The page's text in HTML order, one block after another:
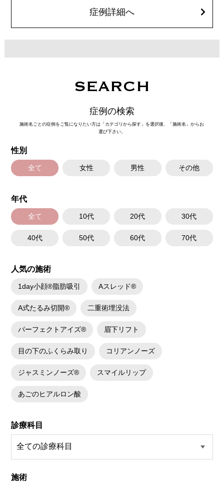
オプション：笑気麻酔 3,300円(税込)
症例詳細へ
SEARCH
症例の検索
施術名ごとの症例をご覧になりたい方は「カテゴリから探す」を選択後、「施術名」からお
選び下さい。
性別
全て 女性 男性 その他
年代
全て 10代 20代 30代
40代 50代 60代 70代
人気の施術
1day小顔®脂肪吸引 Aスレッド®
A式たるみ切開® 二重術埋没法
パーフェクトアイズ® 眉下リフト
目の下のふくらみ取り コリアンノーズ
ジャスミンノーズ® スマイルリップ
あごのヒアルロン酸
診療科目
施術